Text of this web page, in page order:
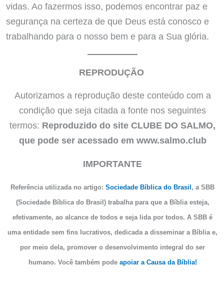
vidas. Ao fazermos isso, podemos encontrar paz e
segurança na certeza de que Deus está conosco e
trabalhando para o nosso bem e para a Sua glória.
REPRODUÇÃO
Autorizamos a reprodução deste conteúdo com a
condição que seja citada a fonte nos seguintes
termos: Reproduzido do site CLUBE DO SALMO,
que pode ser acessado em www.salmo.club
IMPORTANTE
Referência utilizada no artigo: Sociedade Bíblica do Brasil, a SBB
(Sociedade Bíblica do Brasil) trabalha para que a Bíblia esteja,
efetivamente, ao alcance de todos e seja lida por todos. A SBB é
uma entidade sem fins lucrativos, dedicada a disseminar a Bíblia e,
por meio dela, promover o desenvolvimento integral do ser
humano. Você também pode apoiar a Causa da Bíblia!